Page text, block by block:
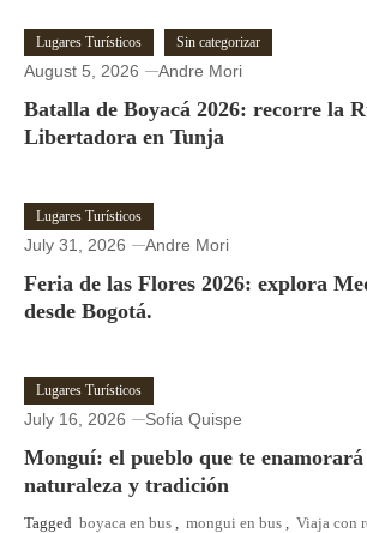
Lugares Turísticos Sin categorizar
August 5, 2026 Andre Mori
Batalla de Boyacá 2026: recorre la
Libertadora en Tunja
Lugares Turísticos
July 31, 2026 Andre Mori
Feria de las Flores 2026: explora
desde Bogotá.
Lugares Turísticos
July 16, 2026 Sofia Quispe
Monguí: el pueblo que te
naturaleza y tradición
Tagged boyaca en bus , mongui en bus , Viaja con